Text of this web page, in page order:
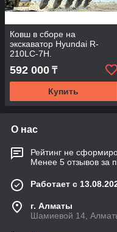
Ковш в сборе на
экскаватор Hyundai R-
210LC-7H.
592 000 ₸
Купить
О нас
Рейтинг не
Менее 5 отзывов за
Работает с
г. Алматы
Шамиевой 14,